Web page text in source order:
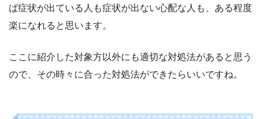
ば症状が出ている人も症状が出ない心配な人も、ある程度
楽になれると思います。
ここに紹介した対象方以外にも適切な対処法があると思う
ので、その時々に合った対処法ができたらいいですね。